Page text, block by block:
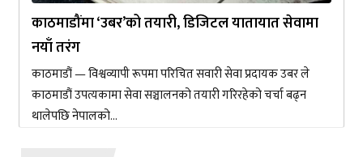
काठमाडौंमा ‘उबर’को तयारी, डिजिटल यातायात सेवामा
नयाँ तरंग
काठमाडौं — विश्वव्यापी रूपमा परिचित सवारी सेवा प्रदायक उबर ले
काठमाडौं उपत्यकामा सेवा सञ्चालनको तयारी गरिरहेको चर्चा बढ्न
थालेपछि नेपालको...